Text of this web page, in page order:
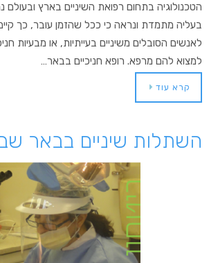
הטכנולוגיה בתחום רפואת השיניים בארץ
בעליה מתמדת ונראה כי ככל שהזמן עובר, כך
לאנשים הסובלים משיניים בעייתיות, או מבעיות
למצוא להם מרפא. רופא חניכיים בבאר…
קרא עוד
השתלות שיניים בבאר